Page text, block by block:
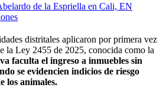
de la Espriella en Cali, EN
distritales aplicaron por primera vez
la Ley 2455 de 2025, conocida como la
faculta el ingreso a inmuebles sin
se evidencien indicios de riesgo
los animales.